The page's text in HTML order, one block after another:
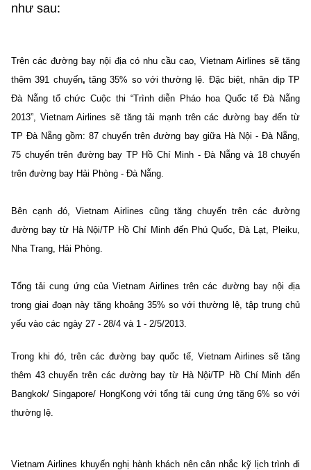
như sau:
Trên các đường bay nội địa có nhu cầu cao, Vietnam Airlines sẽ tăng
thêm 391 chuyến, tăng 35% so với thường lệ. Đặc biệt, nhân dịp TP
Đà Nẵng tổ chức Cuộc thi “Trình diễn Pháo hoa Quốc tế Đà Nẵng
2013”, Vietnam Airlines sẽ tăng tải mạnh trên các đường bay đến từ
TP Đà Nẵng gồm: 87 chuyến trên đường bay giữa Hà Nội - Đà Nẵng,
75 chuyến trên đường bay TP Hồ Chí Minh - Đà Nẵng và 18 chuyến
trên đường bay Hải Phòng - Đà Nẵng.
Bên cạnh đó, Vietnam Airlines cũng tăng chuyến trên các đường
đường bay từ Hà Nội/TP Hồ Chí Minh đến Phú Quốc, Đà Lạt, Pleiku,
Nha Trang, Hải Phòng.
Tổng tải cung ứng của Vietnam Airlines trên các đường bay nội địa
trong giai đoạn này tăng khoảng 35% so với thường lệ, tập trung chủ
yếu vào các ngày 27 - 28/4 và 1 - 2/5/2013.
Trong khi đó, trên các đường bay quốc tế, Vietnam Airlines sẽ tăng
thêm 43chuyến trên các đường bay từ Hà Nội/TP Hồ Chí Minh đến
Bangkok/ Singapore/ HongKongvới tổng tải cung ứng tăng 6% so với
thường lệ.
Vietnam Airlines khuyến nghị hành khách nên cân nhắc kỹ lịch trình đi